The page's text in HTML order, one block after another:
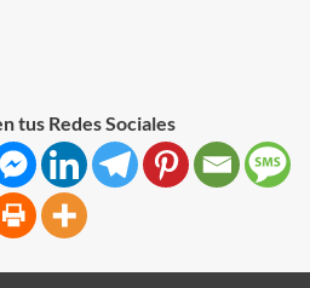
tus Redes Sociales